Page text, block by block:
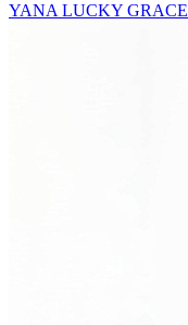
YANA LUCKY GRACE